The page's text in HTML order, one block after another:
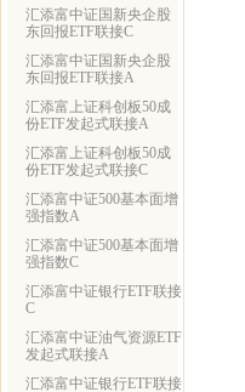
汇添富中证国新央企股
东回报ETF联接C
汇添富中证国新央企股
东回报ETF联接A
汇添富上证科创板50成
份ETF发起式联接A
汇添富上证科创板50成
份ETF发起式联接C
汇添富中证500基本面增
强指数A
汇添富中证500基本面增
强指数C
汇添富中证银行ETF联接
C
汇添富中证油气资源ETF
发起式联接A
汇添富中证银行ETF联接